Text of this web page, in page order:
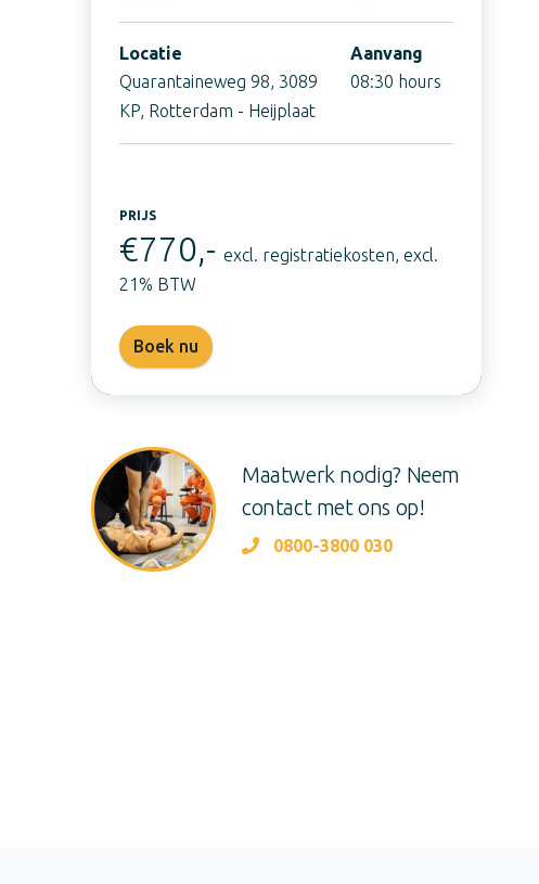
Locatie
Quarantaineweg 98, 3089
KP, Rotterdam - Heijplaat
Aanvang
08:30 hours
PRIJS
€770,- excl. registratiekosten, excl.
21% BTW
Boek nu
Maatwerk nodig? Neem
contact met ons op!
0800-3800 030